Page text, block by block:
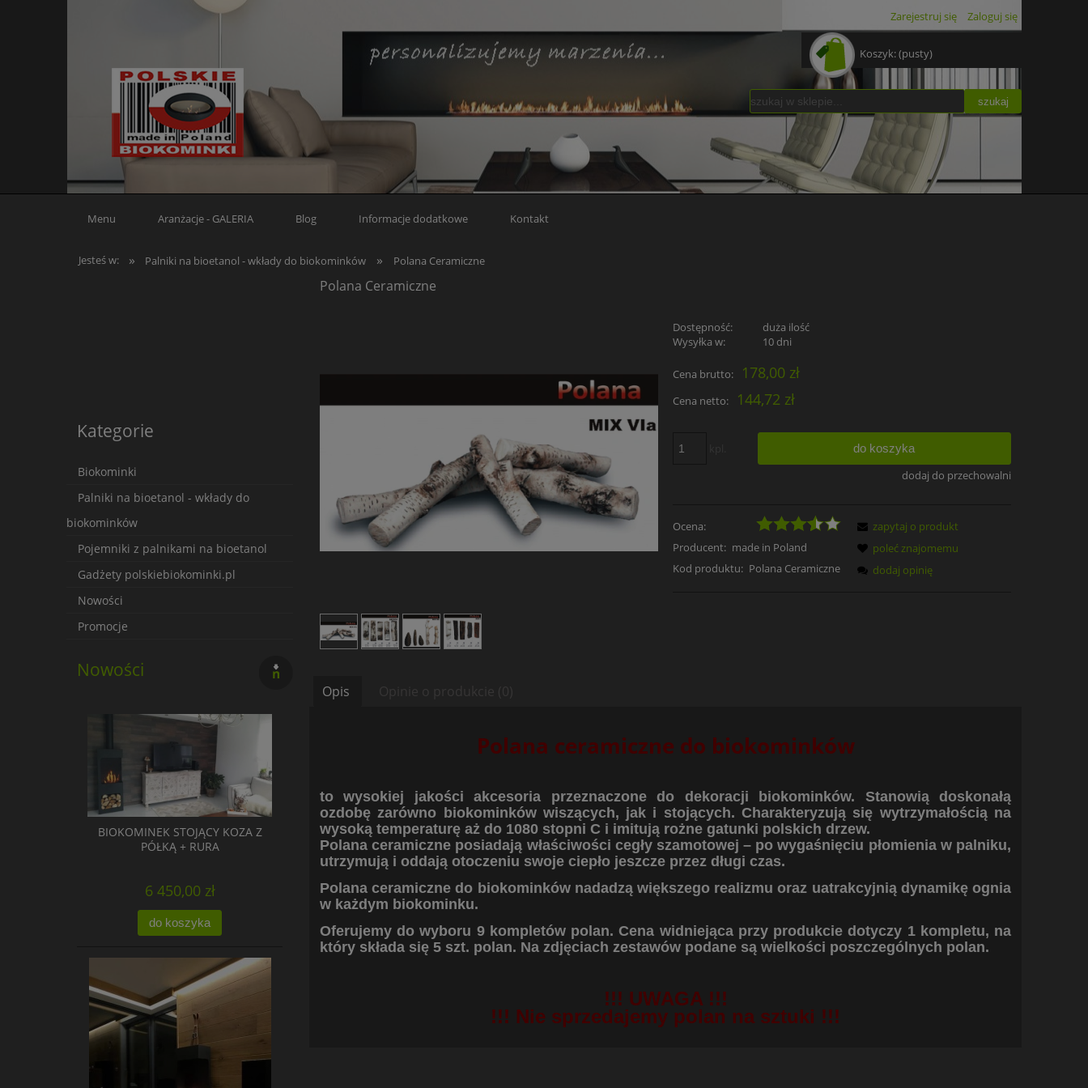
Zarejestruj się Zaloguj się
Koszyk:(pusty)
szukaj
Menu Aranżacje - GALERIA Blog Informacje dodatkowe Kontakt
Jesteś w: » Palniki na bioetanol - wkłady do biokominków » Polana Ceramiczne
Kategorie
Biokominki
Palniki na bioetanol - wkłady do
biokominków
Pojemniki z palnikami na bioetanol
Gadżety polskiebiokominki.pl
Nowości
Promocje
Nowości
BIOKOMINEK STOJĄCY KOZA Z
PÓŁKĄ + RURA
6 450,00 zł
do koszyka
Polana Ceramiczne
Dostępność:
duża ilość
Wysyłka w:
10 dni
Cena brutto: 178,00 zł
Cena netto: 144,72 zł
do koszyka
dodaj do przechowalni
Ocena:
Producent: made in Poland
Kod produktu: Polana Ceramiczne
zapytaj o produkt
poleć znajomemu
dodaj opinię
Opis Opinie o produkcie (0)
Polana ceramiczne do biokominków
to wysokiej jakości akcesoria przeznaczone do dekoracji biokominków. Stanowią doskonałą
ozdobę zarówno biokominków wiszących, jak i stojących. Charakteryzują się wytrzymałością na
wysoką temperaturę aż do 1080 stopni C i imitują rożne gatunki polskich drzew.
Polana ceramiczne posiadają właściwości cegły szamotowej – po wygaśnięciu płomienia w palniku,
utrzymują i oddają otoczeniu swoje ciepło jeszcze przez długi czas.
Polana ceramiczne do biokominków nadadzą większego realizmu oraz uatrakcyjnią dynamikę ognia
w każdym biokominku.
Oferujemy do wyboru 9 kompletów polan. Cena widniejąca przy produkcie dotyczy 1 kompletu, na
który składa się 5 szt. polan. Na zdjęciach zestawów podane są wielkości poszczególnych polan.
!!! UWAGA !!!
!!! Nie sprzedajemy polan na sztuki !!!